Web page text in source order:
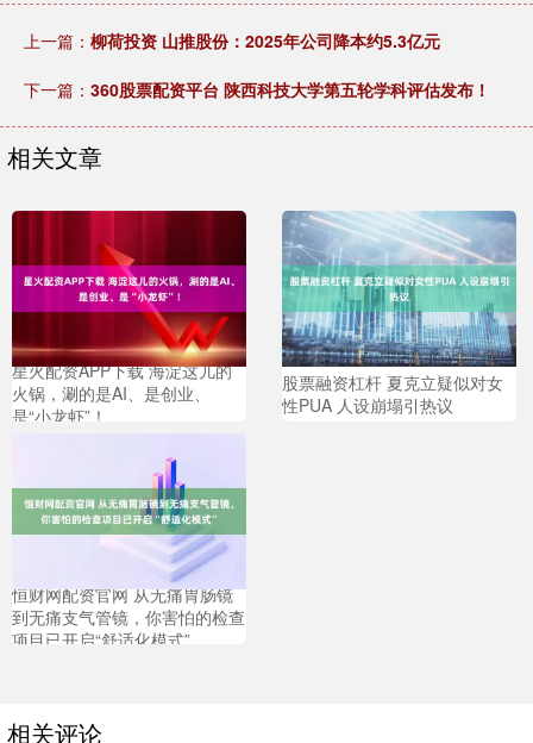
上一篇： 柳荷投资 山推股份：2025年公司降本约5.3亿元
下一篇： 360股票配资平台 陕西科技大学第五轮学科评估发布！
相关文章
星火配资APP下载 海淀这儿的
火锅，涮的是AI、是创业、
是“小龙虾”！
股票融资杠杆 夏克立疑似对女
性PUA 人设崩塌引热议
恒财网配资官网 从无痛胃肠镜
到无痛支气管镜，你害怕的检查
项目已开启“舒适化模式”
相关评论